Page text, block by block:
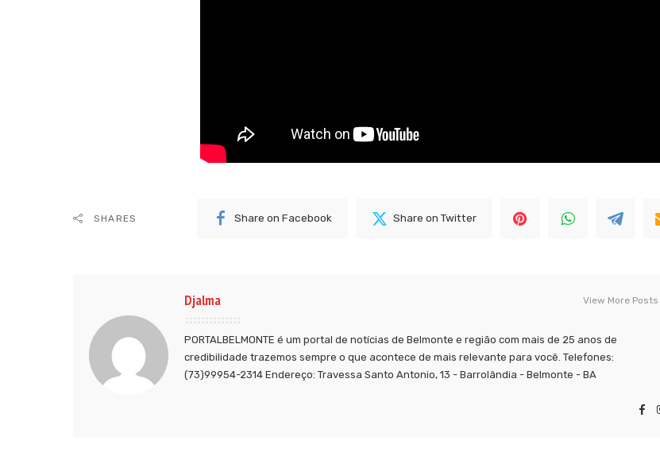
SHARES Share on Facebook Share on Twitter
Djalma View More Posts
PORTALBELMONTE é um portal de notícias de Belmonte e região com mais de 25 anos de
credibilidade trazemos sempre o que acontece de mais relevante para você. Telefones:
(73)99954-2314 Endereço: Travessa Santo Antonio, 13 - Barrolândia - Belmonte - BA